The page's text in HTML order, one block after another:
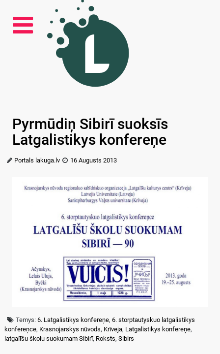
Pyrmūdiņ Sibirī suoksīs
Latgalistikys konfereņe
Portals lakuga.lv 16 Augusts 2013
Temys:6. Latgalistikys konfereņe,6. storptautyskuo latgalistikys
konfereņce, Krasnojarskys nūvods, Krīveja, Latgalistikys konfereņe,
latgalīšu školu suokumam Sibirī, Roksts, Sibirs